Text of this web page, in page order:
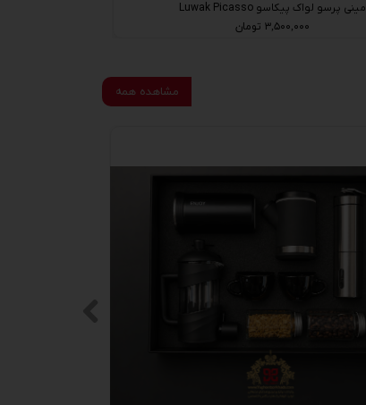
مینی پرسو لواک پیکاسو Luwak Picasso
۳,۵۰۰,۰۰۰ تومان
مشاهده همه